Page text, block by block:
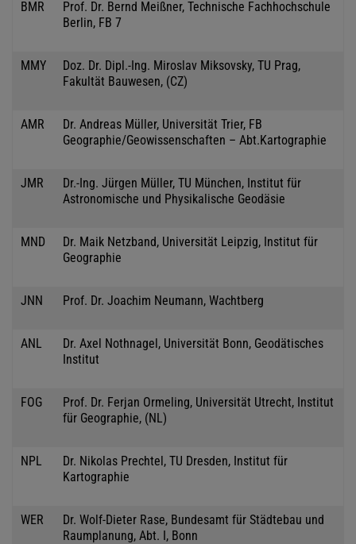
BMR
Prof. Dr. Bernd Meißner, Technische Fachhochschule
Berlin, FB 7
MMY
Doz. Dr. Dipl.-Ing. Miroslav Miksovsky, TU Prag,
Fakultät Bauwesen, (CZ)
AMR
Dr. Andreas Müller, Universität Trier, FB
Geographie/Geowissenschaften – Abt.Kartographie
JMR
Dr.-Ing. Jürgen Müller, TU München, Institut für
Astronomische und Physikalische Geodäsie
MND
Dr. Maik Netzband, Universität Leipzig, Institut für
Geographie
JNN Prof. Dr. Joachim Neumann, Wachtberg
ANL
Dr. Axel Nothnagel, Universität Bonn, Geodätisches
Institut
FOG
Prof. Dr. Ferjan Ormeling, Universität Utrecht, Institut
für Geographie, (NL)
NPL
Dr. Nikolas Prechtel, TU Dresden, Institut für
Kartographie
WER
Dr. Wolf-Dieter Rase, Bundesamt für Städtebau und
Raumplanung, Abt. I, Bonn